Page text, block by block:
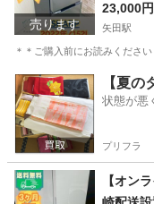
売ります
★2022
23,000円
矢田駅
＊＊ご購入前にお読みくださ
大阪 大阪市 矢田駅
【夏
状態が悪
プリフラ
【オン